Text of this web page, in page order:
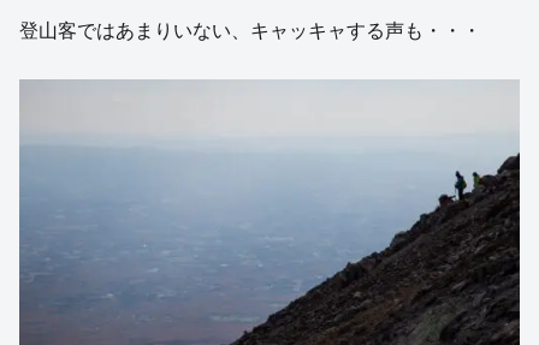
登山客ではあまりいない、キャッキャする声も・・・